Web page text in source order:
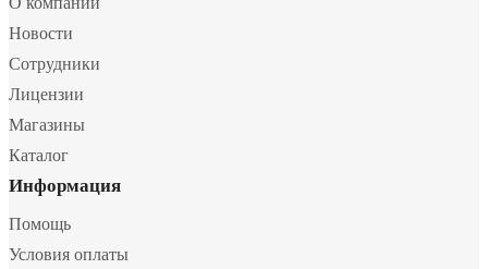
Новости
Сотрудники
Лицензии
Магазины
Каталог
Информация
Помощь
Условия оплаты